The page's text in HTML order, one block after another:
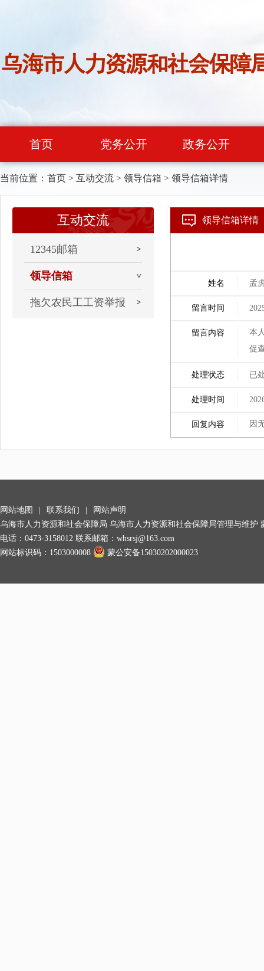
首页 党务公开 政务公开
当前位置： 首页 > 互动交流 > 领导信箱 > 领导信箱详情
互动交流
12345邮箱
领导信箱
拖欠农民工工资举报
领导信箱详情
姓名 孟
留言时间
留言内容
本
促
处理状态 已
处理时间
回复内容 因
网站地图 联系我们
网站声明
乌海市人力资源和社会保障局 乌海市人力资源和社会保障局管理与维护
电话：0473-3158012 联系邮箱：whsrsj@163.com
网站标识码：1503000008
蒙公安备15030202000023